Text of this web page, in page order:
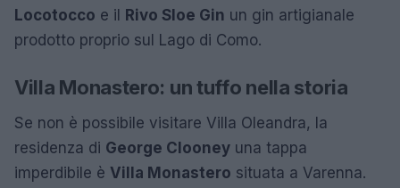
Locotocco e il Rivo Sloe Gin un gin artigianale
prodotto proprio sul Lago di Como.
Villa Monastero: un tuffo nella storia
Se non è possibile visitare Villa Oleandra, la
residenza di George Clooney una tappa
imperdibile è Villa Monastero situata a Varenna.